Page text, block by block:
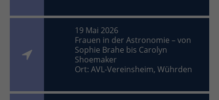
19 Mai 2026
Frauen in der Astronomie – von
Sophie Brahe bis Carolyn
Shoemaker
Ort: AVL-Vereinsheim, Wührden